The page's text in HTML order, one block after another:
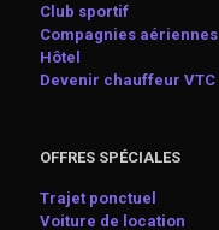
Club sportif
Compagnies aériennes
Hôtel
Devenir chauffeur VTC
OFFRES SPÉCIALES
Trajet ponctuel
Voiture de location